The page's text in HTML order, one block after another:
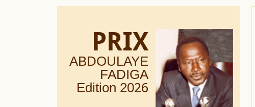
PRIX
ABDOULAYE
FADIGA
Edition 2026